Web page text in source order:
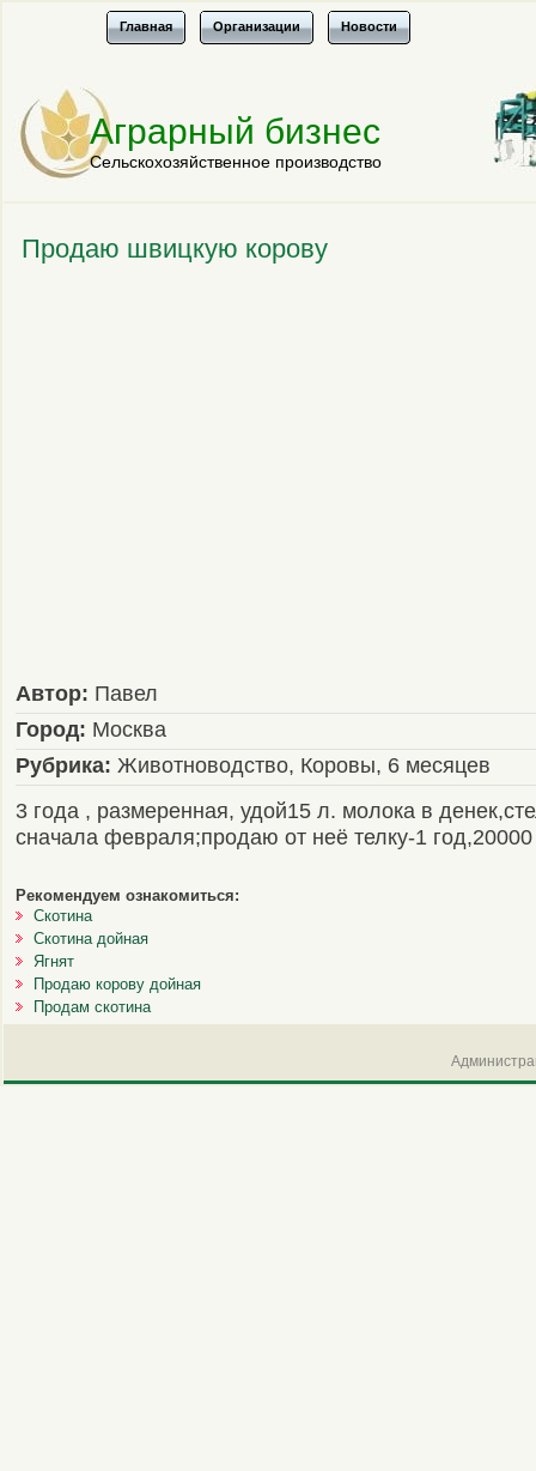
Главная Организации Новости
Аграрный бизнес
Сельскохозяйственное производство
Продаю швицкую корову
Автор: Павел
Город: Москва
Рубрика: Животноводство, Коровы, 6 месяцев
3 года , размеренная, удой15 л. молока в
сначала февраля;продаю от неё телку-1
Рекомендуем ознакомиться:
Скотина
Скотина дойная
Ягнят
Продаю корову дойная
Продам скотина